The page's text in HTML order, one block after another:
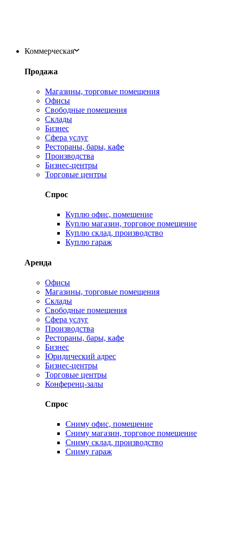
Коммерческая
Продажа
Магазины, торговые помещения
Офисы
Свободные помещения
Склады
Бизнес
Сфера услуг
Рестораны, бары, кафе
Производства
Бизнес-центры
Торговые центры
Спрос
Куплю офис, помещение
Куплю магазин, торговое помещение
Куплю склад, производство
Куплю гараж
Аренда
Офисы
Магазины, торговые помещения
Склады
Свободные помещения
Сфера услуг
Производства
Рестораны, бары, кафе
Бизнес
Юридический адрес
Бизнес-центры
Торговые центры
Конференц-залы
Спрос
Сниму офис, помещение
Сниму магазин, торговое помещение
Сниму склад, производство
Сниму гараж